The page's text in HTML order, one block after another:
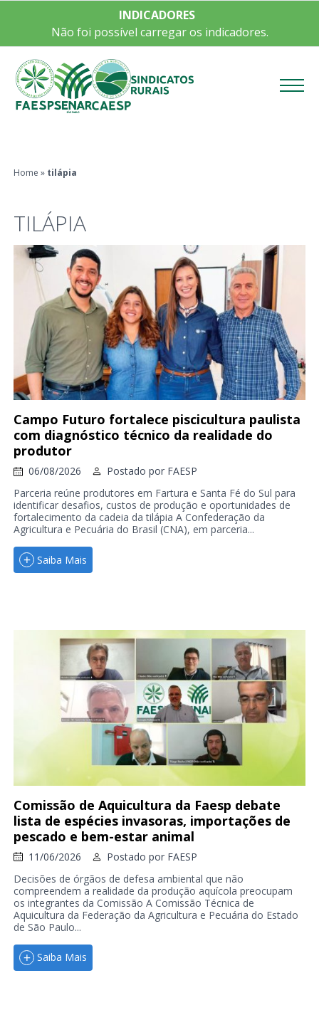
INDICADORES
Não foi possível carregar os indicadores.
Home » tilápia
TILÁPIA
Campo Futuro fortalece piscicultura paulista
com diagnóstico técnico da realidade do
produtor
06/08/2026 Postado por FAESP
Parceria reúne produtores em Fartura e Santa Fé do Sul para
identificar desafios, custos de produção e oportunidades de
fortalecimento da cadeia da tilápia A Confederação da
Agricultura e Pecuária do Brasil (CNA), em parceria...
Saiba Mais
Comissão de Aquicultura da Faesp debate
lista de espécies invasoras, importações de
pescado e bem-estar animal
11/06/2026 Postado por FAESP
Decisões de órgãos de defesa ambiental que não
compreendem a realidade da produção aquícola preocupam
os integrantes da Comissão A Comissão Técnica de
Aquicultura da Federação da Agricultura e Pecuária do Estado
de São Paulo...
Saiba Mais